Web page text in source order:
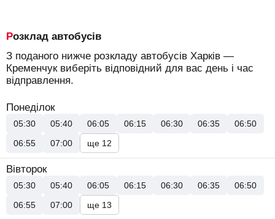
Розклад автобусів
З поданого нижче розкладу автобусів Харків —
Кременчук виберіть відповідний для вас день і час
відправлення.
Понеділок
05:30 05:40 06:05 06:15 06:30 06:35
06:50
06:55
07:00 ще 12
Вівторок
05:30 05:40 06:05 06:15 06:30 06:35
06:50
06:55
07:00 ще 13